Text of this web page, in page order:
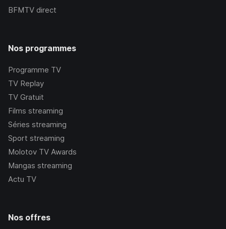
BFMTV direct
Nos programmes
Programme TV
TV Replay
TV Gratuit
Films streaming
Séries streaming
Sport streaming
Molotov TV Awards
Mangas streaming
Actu TV
Nos offres